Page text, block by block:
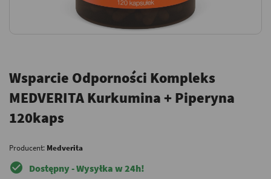
Wsparcie Odporności Kompleks
MEDVERITA Kurkumina + Piperyna
120kaps
Producent: Medverita
check_circle Dostępny - Wysyłka w 24h!